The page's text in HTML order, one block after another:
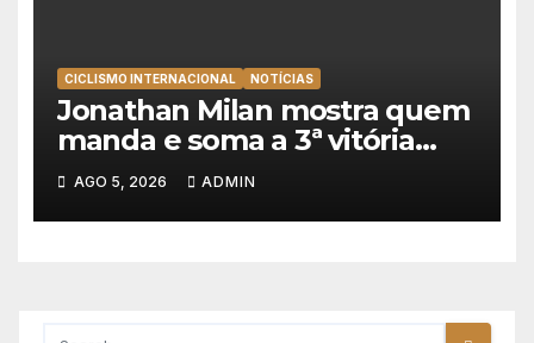
CICLISMO INTERNACIONAL NOTÍCIAS
Jonathan Milan mostra quem
manda e soma a 3ª vitória
consecutiva na Volta a
Polónia
AGO 5, 2026 ADMIN